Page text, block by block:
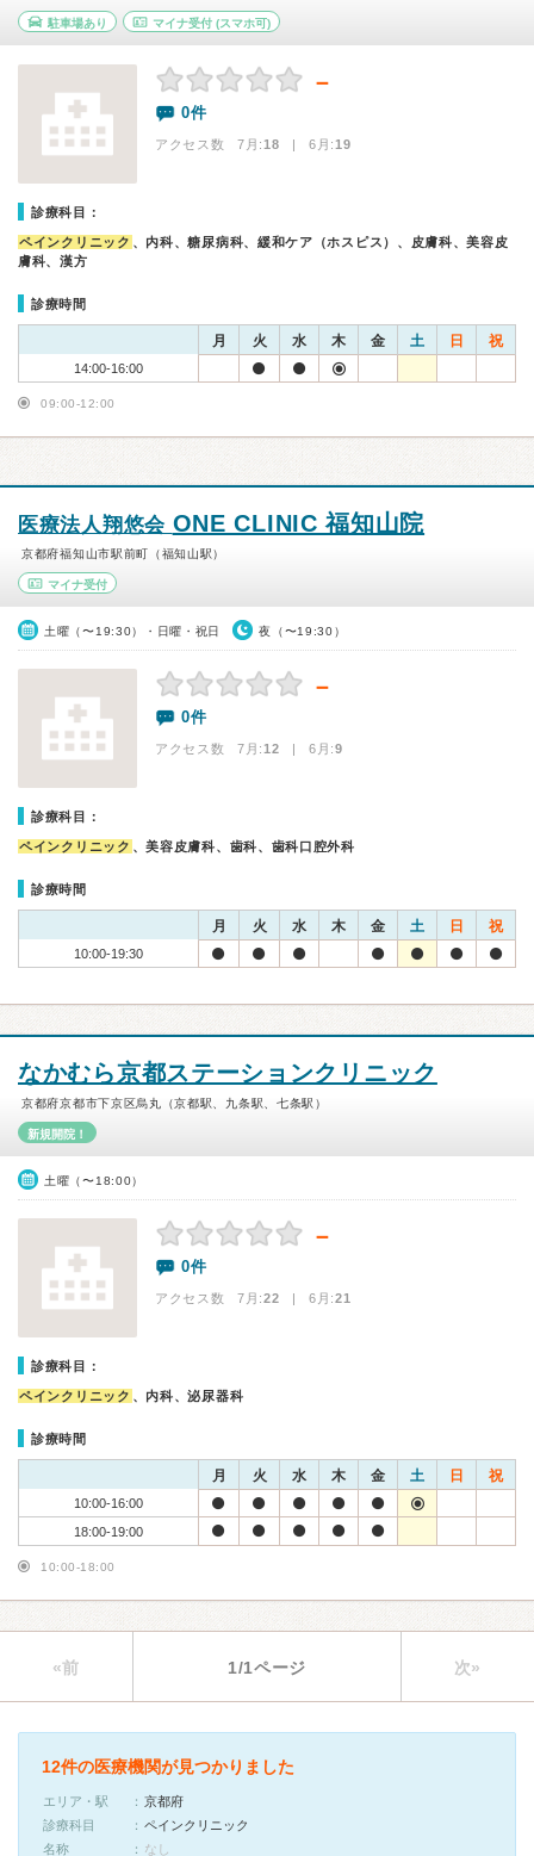
駐車場あり マイナ受付(スマホ可)
－
0件
アクセス数 7月:18 | 6月:19
診療科目：
ペインクリニック 、内科、糖尿病科、緩和ケア（ホスピス）、皮膚科、美容皮
膚科、漢方
診療時間
月 火 水 木 金 土 日 祝
14:00-16:00
09:00-12:00
医療法人翔悠会 ONE CLINIC 福知山院
京都府福知山市駅前町（福知山駅）
マイナ受付
土曜（〜19:30）・日曜・祝日 夜（〜19:30）
－
0件
アクセス数 7月:12 | 6月:9
診療科目：
ペインクリニック 、美容皮膚科、歯科、歯科口腔外科
診療時間
月 火 水 木 金 土 日 祝
10:00-19:30
なかむら京都ステーションクリニック
京都府京都市下京区烏丸（京都駅、九条駅、七条駅）
新規開院！
土曜（〜18:00）
－
0件
アクセス数 7月:22 | 6月:21
診療科目：
ペインクリニック 、内科、泌尿器科
診療時間
月 火 水 木 金 土 日 祝
10:00-16:00
18:00-19:00
10:00-18:00
«前 1/1ページ 次»
12件の医療機関が見つかりました
エリア・駅
京都府
診療科目
ペインクリニック
名称
なし